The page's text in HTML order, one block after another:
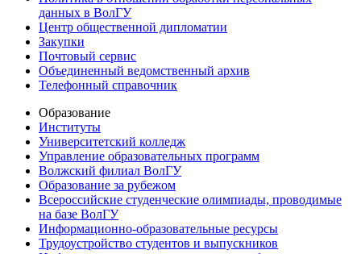
данных в ВолГУ
Центр общественной дипломатии
Закупки
Почтовый сервис
Объединенный ведомственный архив
Телефонный справочник
Образование
Институты
Университетский колледж
Управление образовательных программ
Волжский филиал ВолГУ
Образование за рубежом
Всероссийские студенческие олимпиады, проводимые
на базе ВолГУ
Информационно-образовательные ресурсы
Трудоустройство студентов и выпускников